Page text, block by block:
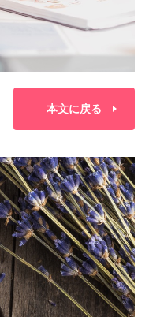
本文に戻る